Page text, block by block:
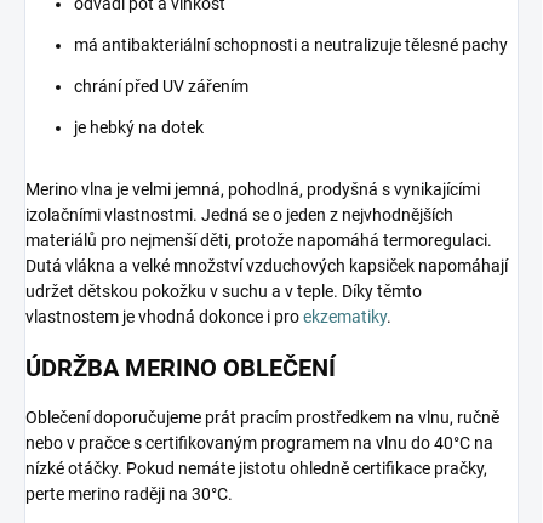
odvádí pot a vlhkost
má antibakteriální schopnosti a neutralizuje tělesné pachy
chrání před UV zářením
je hebký na dotek
Merino vlna je velmi jemná, pohodlná, prodyšná s vynikajícími
izolačními vlastnostmi. Jedná se o jeden z nejvhodnějších
materiálů pro nejmenší děti, protože napomáhá termoregulaci.
Dutá vlákna a velké množství vzduchových kapsiček napomáhají
udržet dětskou pokožku v suchu a v teple. Díky těmto
vlastnostem je vhodná dokonce i proekzematiky.
ÚDRŽBA MERINO OBLEČENÍ
Oblečení doporučujeme prát pracím prostředkem na vlnu, ručně
nebo v pračce s certifikovaným programem na vlnu do 40°C na
nízké otáčky. Pokud nemáte jistotu ohledně certifikace pračky,
perte merino raději na 30°C.